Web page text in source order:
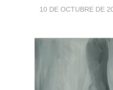
10 DE OCTUBRE DE